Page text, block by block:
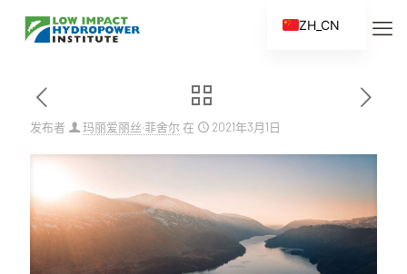
发布者 玛丽爱丽丝·菲舍尔 在 2021年3月1日
ZH_CN